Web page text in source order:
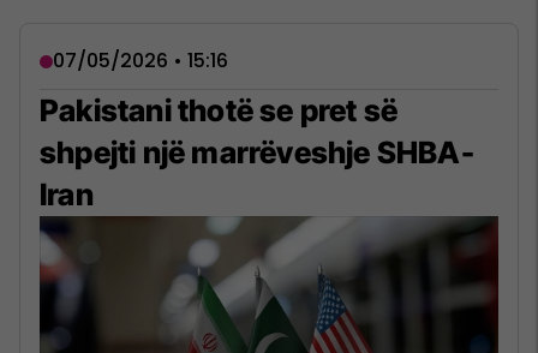
07/05/2026 • 15:16
Pakistani thotë se pret së
shpejti një marrëveshje SHBA-
Iran